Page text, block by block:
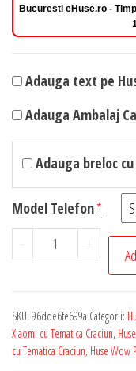
Bucuresti eHuse.ro -
Adauga text pe
Adauga Ambalaj
Adauga breloc
Model Telefon*
-
Cantitate
Husa
Wow
Collection
+
SKU: 96dde6fe699a Categorii:
Xiaomi cu Tematica Craciun,
cu Tematica Craciun, Huse Wow